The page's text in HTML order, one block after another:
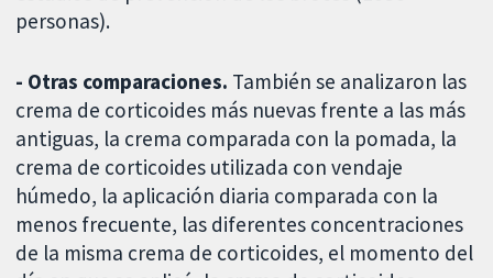
personas).
- Otras comparaciones. También se analizaron las
crema de corticoides más nuevas frente a las más
antiguas, la crema comparada con la pomada, la
crema de corticoides utilizada con vendaje
húmedo, la aplicación diaria comparada con la
menos frecuente, las diferentes concentraciones
de la misma crema de corticoides, el momento del